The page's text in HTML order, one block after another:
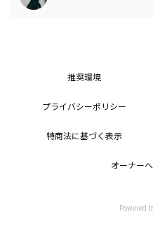
この記事は
推奨環境
プライバシーポリシー
特商法に基づく表示
オーナー
Powered